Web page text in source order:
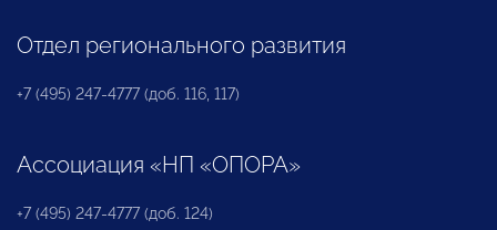
Отдел регионального развития
+7 (495) 247-4777 (доб. 116, 117)
Ассоциация «НП «ОПОРА»
+7 (495) 247-4777 (доб. 124)